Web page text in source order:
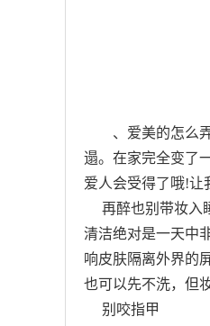
、爱美的怎么
遢。在家完全变了
爱人会受得了哦!让
再醉也别带妆入
清洁绝对是一天中
响皮肤隔离外界的
也可以先不洗，但
别咬指甲